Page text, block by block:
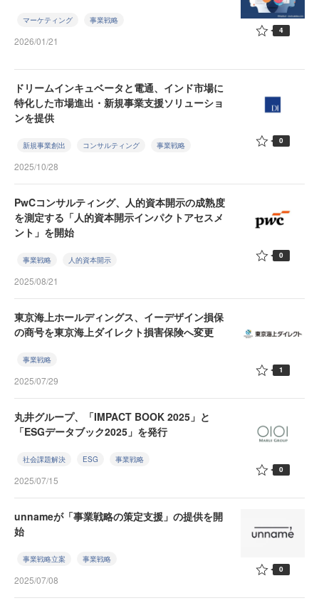
マーケティング 事業戦略
2026/01/21
4
ドリームインキュベータと電通、インド市場に
特化した市場進出・新規事業支援ソリューショ
ンを提供
新規事業創出 コンサルティング 事業戦略
2025/10/28
0
PwCコンサルティング、人的資本開示の成熟度
を測定する「人的資本開示インパクトアセスメ
ント」を開始
事業戦略 人的資本開示
2025/08/21
0
東京海上ホールディングス、イーデザイン損保
の商号を東京海上ダイレクト損害保険へ変更
事業戦略
2025/07/29
1
丸井グループ、「IMPACT BOOK 2025」と
「ESGデータブック2025」を発行
社会課題解決 ESG 事業戦略
2025/07/15
0
unnameが「事業戦略の策定支援」の提供を開
始
事業戦略立案 事業戦略
2025/07/08
0